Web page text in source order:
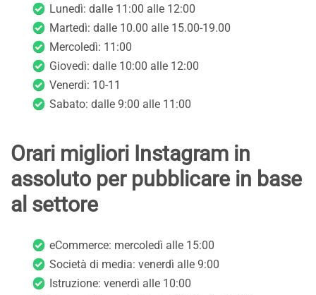
Lunedì: dalle 11:00 alle 12:00
Martedì: dalle 10.00 alle 15.00-19.00
Mercoledì: 11:00
Giovedì: dalle 10:00 alle 12:00
Venerdì: 10-11
Sabato: dalle 9:00 alle 11:00
Orari migliori Instagram in
assoluto per pubblicare in base
al settore
eCommerce: mercoledì alle 15:00
Società di media: venerdì alle 9:00
Istruzione: venerdì alle 10:00